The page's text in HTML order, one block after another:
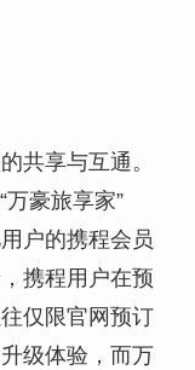
共享与互通。
豪旅享家”
户的携程会员
携程用户在预
仅限官网预订
级体验，而万